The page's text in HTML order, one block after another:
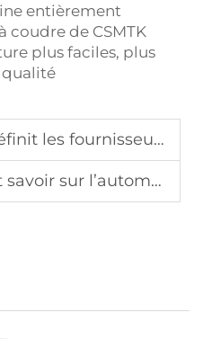
entièrement
coudre de CSMTK
plus faciles, plus
qualité
de machines d’emballage de serviettes haut de gamme
des machines à broder les serviettes